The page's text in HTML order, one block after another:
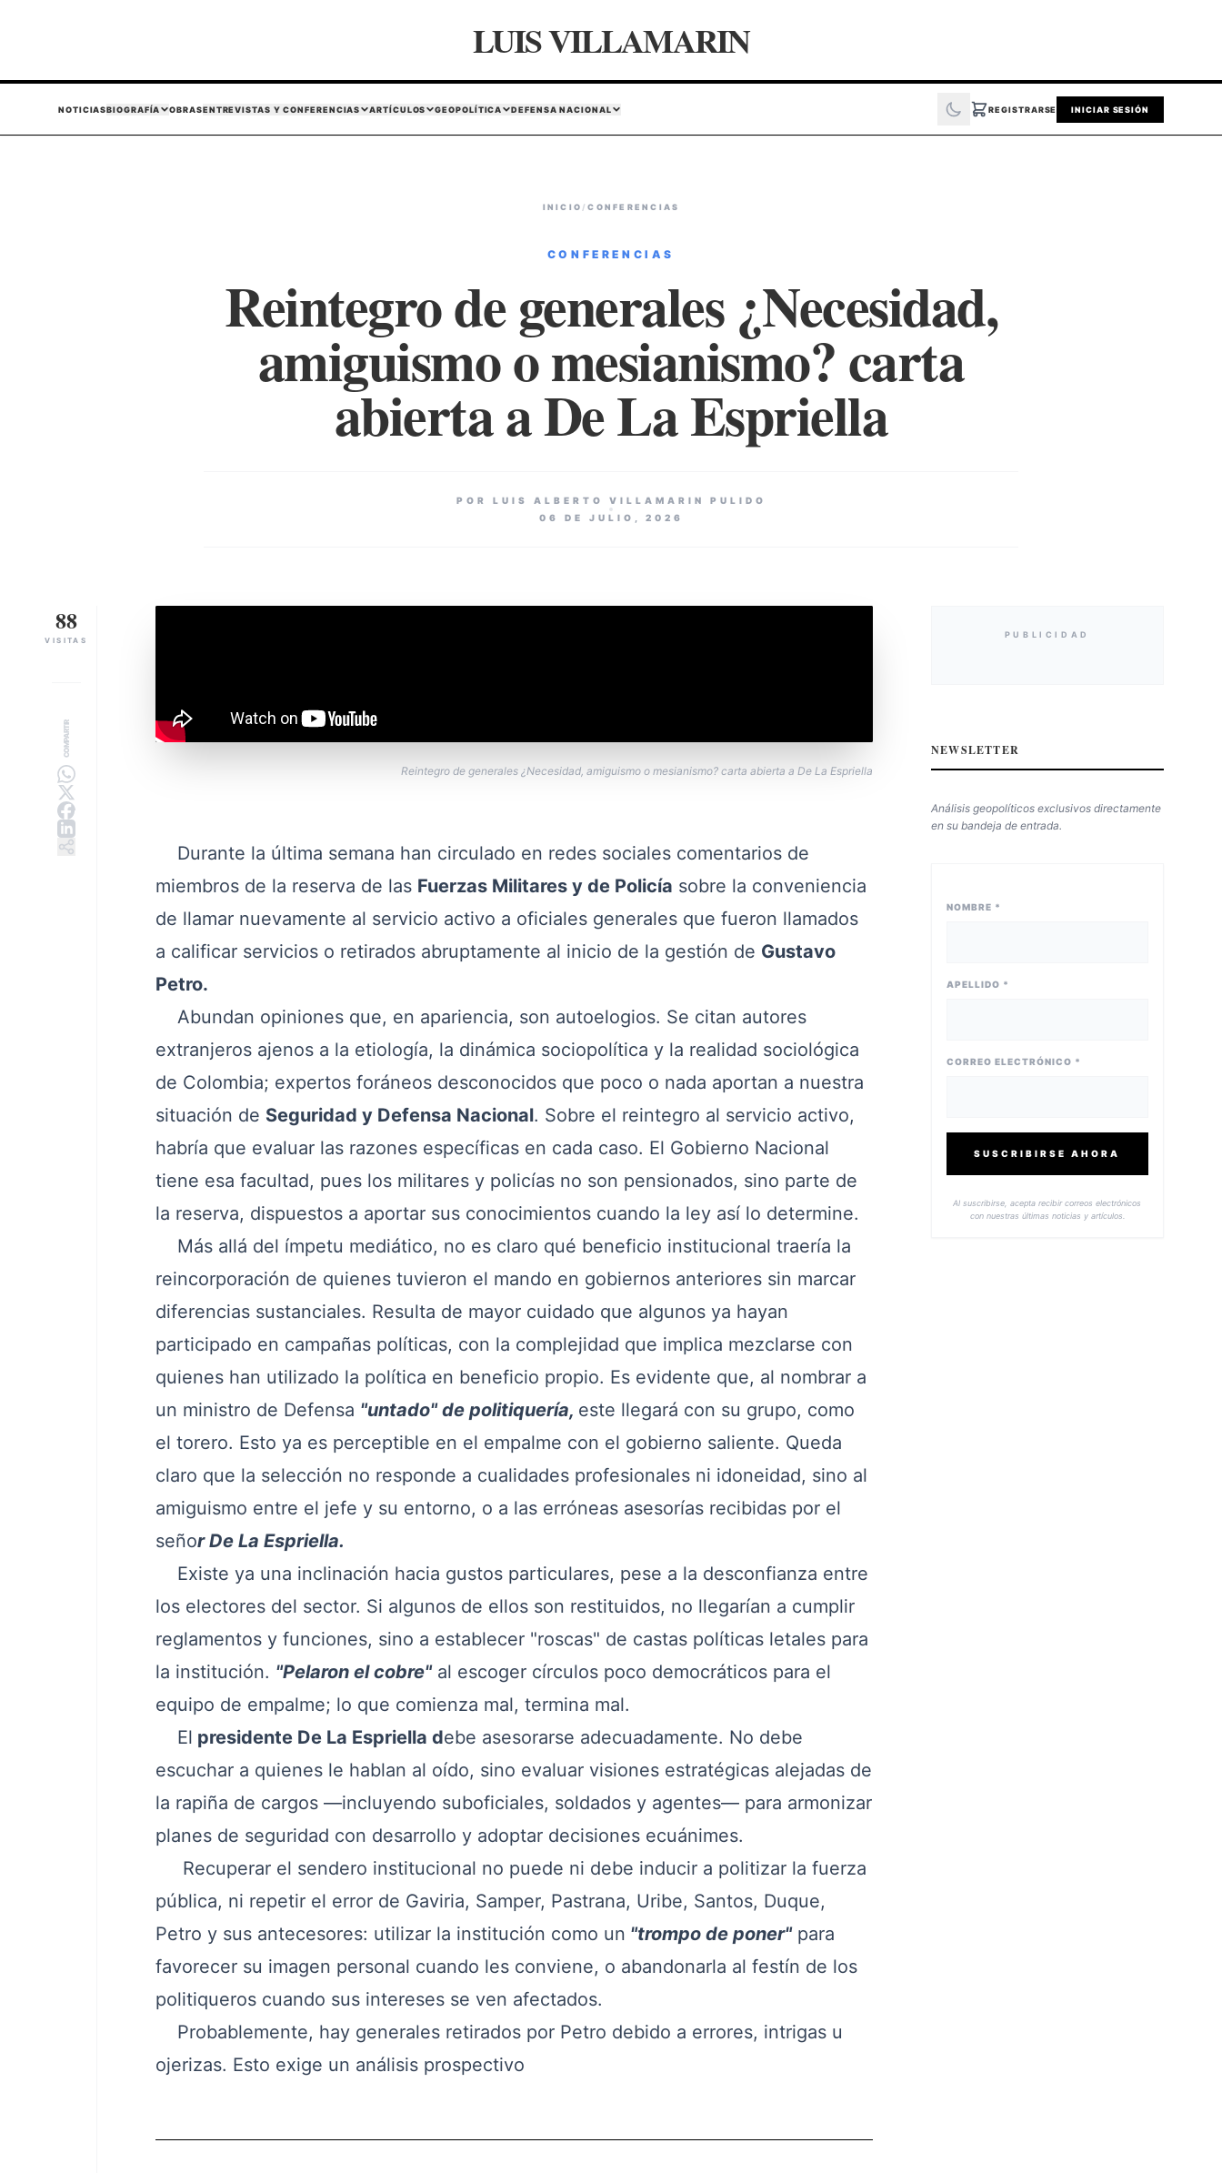
LUIS VILLAMARIN
NOTICIASBIOGRAFÍA OBRASENTREVISTAS Y CONFERENCIAS ARTÍCULOS GEOPOLÍTICA DEFENSA NACIONAL REGISTRARSE INICIAR SESIÓN
INICIO /CONFERENCIAS
CONFERENCIAS
Reintegro de generales ¿Necesidad,
amiguismo o mesianismo? carta
abierta a De La Espriella
POR LUIS ALBERTO VILLAMARIN PULIDO
06 DE JULIO, 2026
88
VISITAS
COMPARTIR
Reintegro de generales ¿Necesidad, amiguismo o mesianismo? carta abierta a De La Espriella
Durante la última semana han circulado en redes sociales comentarios de
miembros de la reserva de las Fuerzas Militares y de Policía sobre la conveniencia
de llamar nuevamente al servicio activo a oficiales generales que fueron llamados
a calificar servicios o retirados abruptamente al inicio de la gestión de Gustavo
Petro.
Abundan opiniones que, en apariencia, son autoelogios. Se citan autores
extranjeros ajenos a la etiología, la dinámica sociopolítica y la realidad sociológica
de Colombia; expertos foráneos desconocidos que poco o nada aportan a nuestra
situación de Seguridad y Defensa Nacional. Sobre el reintegro al servicio activo,
habría que evaluar las razones específicas en cada caso. El Gobierno Nacional
tiene esa facultad, pues los militares y policías no son pensionados, sino parte de
la reserva, dispuestos a aportar sus conocimientos cuando la ley así lo determine.
Más allá del ímpetu mediático, no es claro qué beneficio institucional traería la
reincorporación de quienes tuvieron el mando en gobiernos anteriores sin marcar
diferencias sustanciales. Resulta de mayor cuidado que algunos ya hayan
participado en campañas políticas, con la complejidad que implica mezclarse con
quienes han utilizado la política en beneficio propio. Es evidente que, al nombrar a
un ministro de Defensa "untado" de politiquería, este llegará con su grupo, como
el torero. Esto ya es perceptible en el empalme con el gobierno saliente. Queda
claro que la selección no responde a cualidades profesionales ni idoneidad, sino al
amiguismo entre el jefe y su entorno, o a las erróneas asesorías recibidas por el
señor De La Espriella.
Existe ya una inclinación hacia gustos particulares, pese a la desconfianza entre
los electores del sector. Si algunos de ellos son restituidos, no llegarían a cumplir
reglamentos y funciones, sino a establecer "roscas" de castas políticas letales para
la institución. "Pelaron el cobre"al escoger círculos poco democráticos para el
equipo de empalme; lo que comienza mal, termina mal.
El presidente De La Espriella debe asesorarse adecuadamente. No debe
escuchar a quienes le hablan al oído, sino evaluar visiones estratégicas alejadas de
la rapiña de cargos —incluyendo suboficiales, soldados y agentes— para armonizar
planes de seguridad con desarrollo y adoptar decisiones ecuánimes.
Recuperar el sendero institucional no puede ni debe inducir a politizar la fuerza
pública, ni repetir el error de Gaviria, Samper, Pastrana, Uribe, Santos, Duque,
Petro y sus antecesores: utilizar la institución como un "trompo de poner"para
favorecer su imagen personal cuando les conviene, o abandonarla al festín de los
politiqueros cuando sus intereses se ven afectados.
Probablemente, hay generales retirados por Petro debido a errores, intrigas u
ojerizas. Esto exige un análisis prospectivo
PUBLICIDAD
NEWSLETTER
Análisis geopolíticos exclusivos directamente
en su bandeja de entrada.
NOMBRE *
APELLIDO *
CORREO ELECTRÓNICO *
SUSCRIBIRSE AHORA
Al suscribirse, acepta recibir correos electrónicos
con nuestras últimas noticias y artículos.